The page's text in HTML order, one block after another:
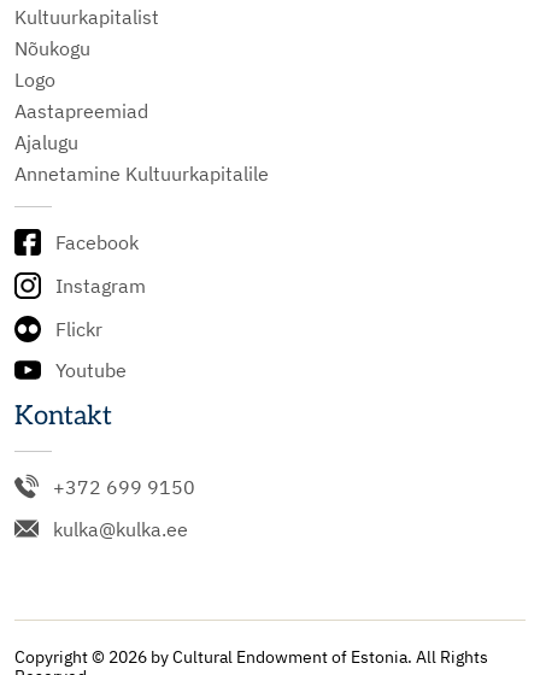
Kultuurkapitalist
Nõukogu
Logo
Aastapreemiad
Ajalugu
Annetamine Kultuurkapitalile
Facebook
Instagram
Flickr
Youtube
Kontakt
+372 699 9150
kulka@kulka.ee
Copyright © 2026 by Cultural Endowment of Estonia. All Rights